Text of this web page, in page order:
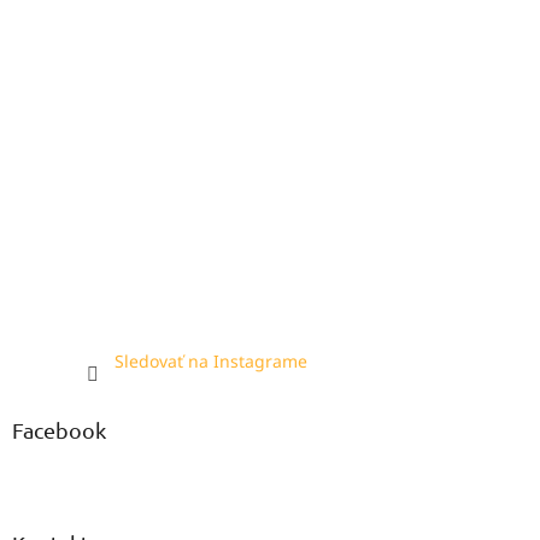
Sledovať na Instagrame
Facebook